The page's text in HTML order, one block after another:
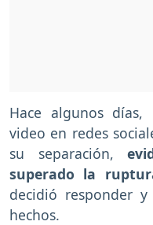
Hace algunos
video en redes
su separación,
superado la
decidió responder
hechos.